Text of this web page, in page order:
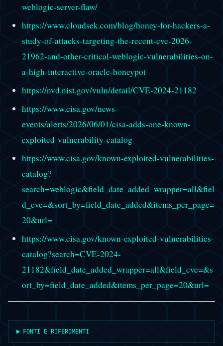
weblogic-server-flaw/
https://www.cloudsek.com/blog/honey-for-hackers-a-
study-of-attacks-targeting-the-recent-cve-2026-
21962-and-other-critical-weblogic-vulnerabilities-on-
a-high-interactive-oracle-honeypot
https://nvd.nist.gov/vuln/detail/CVE-2024-21182
https://www.cisa.gov/news-
events/alerts/2026/06/01/cisa-adds-one-known-
exploited-vulnerability-catalog
https://www.cisa.gov/known-exploited-vulnerabilities-
catalog?
search=weblogic&field_date_added_wrapper=all&fiel
d_cve=&sort_by=field_date_added&items_per_page=
20&url=
https://www.cisa.gov/known-exploited-vulnerabilities-
catalog?search=CVE-2024-
21182&field_date_added_wrapper=all&field_cve=&s
ort_by=field_date_added&items_per_page=20&url=
FONTI E RIFERIMENTI